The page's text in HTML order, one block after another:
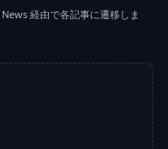
経由で各記事に遷移しま